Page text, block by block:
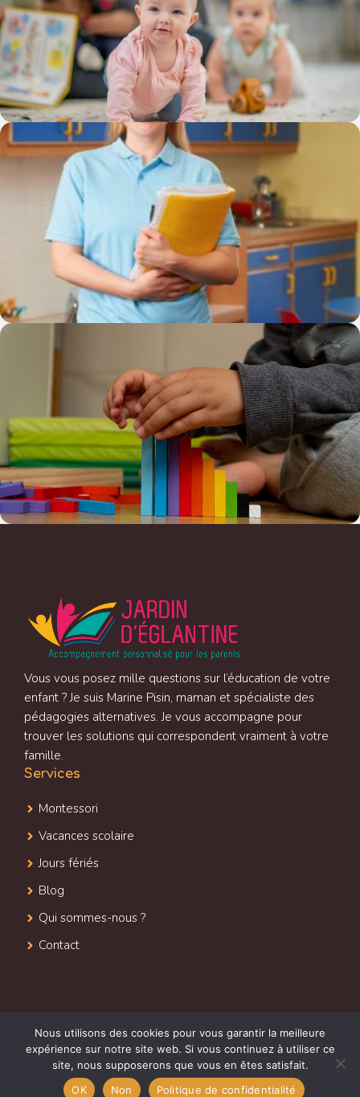
Vous vous posez mille questions sur l’éducation de votre
enfant ? Je suis Marine Pisin, maman et spécialiste des
pédagogies alternatives. Je vous accompagne pour
trouver les solutions qui correspondent vraiment à votre
famille.
Services
Montessori
Vacances scolaire
Jours fériés
Blog
Qui sommes-nous ?
Contact
2026 @tout droit réservé jardindeglantine.fr
Mentions légalesPolitique de confidentialité
Nous utilisons des cookies pour vous garantir la meilleure
expérience sur notre site web. Si vous continuez à utiliser ce
site, nous supposerons que vous en êtes satisfait.
OK
Non Politique de confidentialité